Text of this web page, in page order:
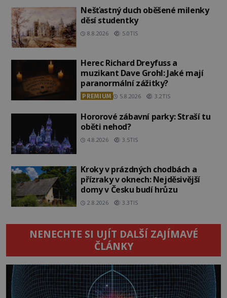
Nešťastný duch oběšené milenky
děsí studentky
8.8.2026 5.0TIS
Herec Richard Dreyfuss a
muzikant Dave Grohl: Jaké mají
paranormální zážitky?
PREMIUM 5.8.2026 3.2TIS
Hororové zábavní parky: Straší tu
oběti nehod?
4.8.2026 3.5TIS
Kroky v prázdných chodbách a
přízraky v oknech: Nejděsivější
domy v Česku budí hrůzu
2.8.2026 3.3TIS
NENECHTE SI UJÍT DALŠÍ ZAJÍMAVÉ
ČLÁNKY